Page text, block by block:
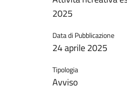
2025
Data di Pubblicazione
24 aprile 2025
Tipologia
Avviso